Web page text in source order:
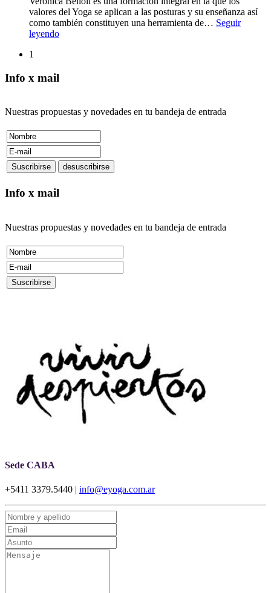
valores del Yoga se aplican a las posturas y su enseñanza así
como también constituyen una herramienta de… Seguir
leyendo
1
Info x mail
Nuestras propuestas y novedades en tu bandeja de entrada
Info x mail
Nuestras propuestas y novedades en tu bandeja de entrada
Sede CABA
+5411 3379.5440 | info@eyoga.com.ar